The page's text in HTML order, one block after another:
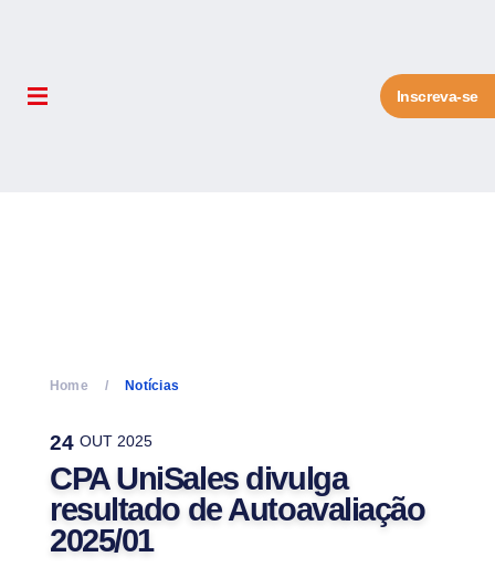
Inscreva-se
Home Notícias
24 OUT 2025
CPA UniSales divulga
resultado de Autoavaliação
2025/01